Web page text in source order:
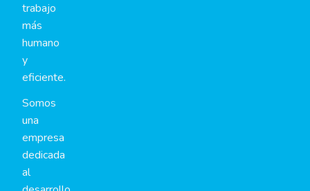
trabajo
más
humano
y
eficiente.
Somos
una
empresa
dedicada
al